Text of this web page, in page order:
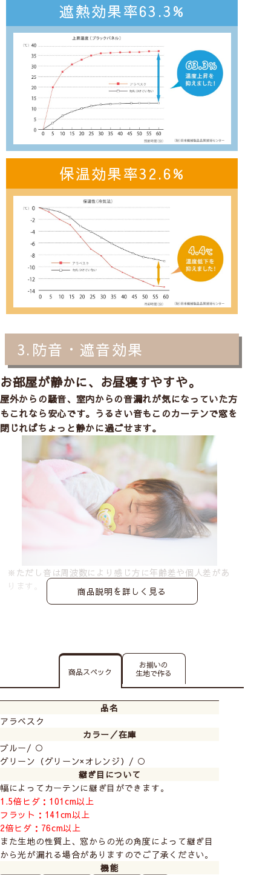
遮熱効果率63.3%
保温効果率32.6%
3.防音・遮音効果
お部屋が静かに、お昼寝すやすや。
屋外からの騒音、室内からの音漏れが気になっていた方
もこれなら安心です。うるさい音もこのカーテンで窓を
閉じればちょっと静かに過ごせます。
※ただし音は周波数により感じ方に年齢差や個人差があ
ります。
商品説明を詳しく見る
商品スペック
お揃いの
生地で作る
品名
アラベスク
カラー／在庫
ブルー/ ○
グリーン（グリーン×オレンジ）/ ○
継ぎ目について
幅によってカーテンに継ぎ目ができます。
1.5倍ヒダ：101cm以上
フラット：141cm以上
2倍ヒダ：76cm以上
また生地の性質上、窓からの光の角度によって継ぎ目
から光が漏れる場合がありますのでご了承ください。
機能